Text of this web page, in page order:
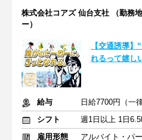
株式会社コアズ 仙台支社 （勤務
ー）
【交通誘導
れるって嬉し
給与
シフト
雇用形態
アルバイト・パ